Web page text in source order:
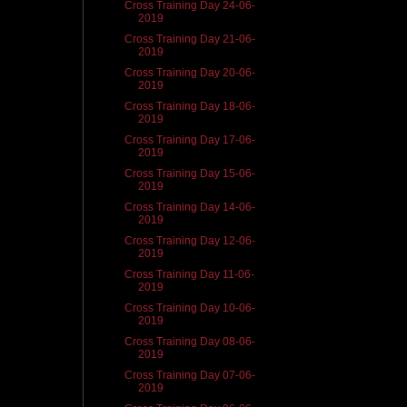
Cross Training Day 24-06-
2019
Cross Training Day 21-06-
2019
Cross Training Day 20-06-
2019
Cross Training Day 18-06-
2019
Cross Training Day 17-06-
2019
Cross Training Day 15-06-
2019
Cross Training Day 14-06-
2019
Cross Training Day 12-06-
2019
Cross Training Day 11-06-
2019
Cross Training Day 10-06-
2019
Cross Training Day 08-06-
2019
Cross Training Day 07-06-
2019